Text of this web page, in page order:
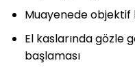
Muayenede objektif
El kaslarında gözle
başlaması